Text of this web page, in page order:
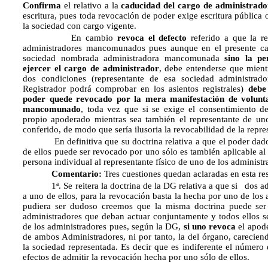
Confirma el relativo a lacaducidad del cargo de
escritura, pues toda revocación de poder exige escritura pública
la sociedad con cargo vigente.
En cambio revoca el defecto referido a que la
administradores mancomunados pues aunque en el presente
sociedad nombrada administradora mancomunadasino la
ejercer el cargo de administrador, debe entenderse que
dos condiciones (representante de esa sociedad
Registrador podrá comprobar en los asientos registrales)
poder quede revocado por la mera manifestación de
mancomunado, toda vez que si se exige el consentimiento
propio apoderado mientras sea también el representante de
conferido, de modo que sería ilusoria la revocabilidad de la
En definitiva que su doctrina relativa a que el poder dado
de ellos puede ser revocado por uno sólo es también aplicable
persona individual al representante físico de uno de los
Comentario: Tres cuestiones quedan aclaradas en esta
1ª. Se reitera la doctrina de la DG relativa a que si dos
a uno de ellos, para la revocación basta la hecha por uno de los
pudiera ser dudoso creemos que la misma doctrina puede
administradores que deban actuar conjuntamente y todos ellos
de los administradores pues, según la DG, si uno revoca el
de ambos Administradores, ni por tanto, la del órgano,
la sociedad representada. Es decir que es indiferente el
efectos de admitir la revocación hecha por uno sólo de ellos.